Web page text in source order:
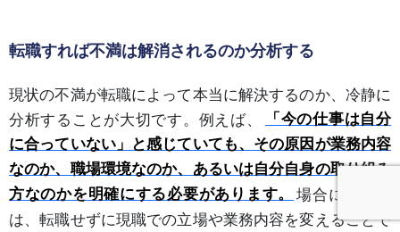
転職すれば不満は解消されるのか分析する
現状の不満が転職によって本当に解決するのか、冷静に
分析することが大切です。例えば、
「今の仕事は自分
に合っていない」と感じていても、その原因が業務内容
なのか、職場環境なのか、あるいは自分自身の取り組み
方なのかを明確にする必要があります。
場合によって
は、転職せずに現職での立場や業務内容を変えることで